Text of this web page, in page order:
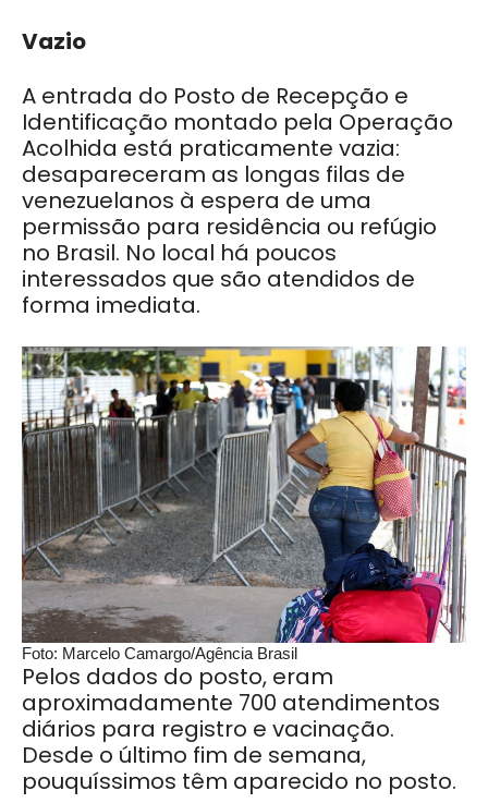
Vazio
A entrada do Posto de Recepção e
Identificação montado pela Operação
Acolhida está praticamente vazia:
desapareceram as longas filas de
venezuelanos à espera de uma
permissão para residência ou refúgio
no Brasil. No local há poucos
interessados que são atendidos de
forma imediata.
Foto: Marcelo Camargo/Agência Brasil
Pelos dados do posto, eram
aproximadamente 700 atendimentos
diários para registro e vacinação.
Desde o último fim de semana,
pouquíssimos têm aparecido no posto.